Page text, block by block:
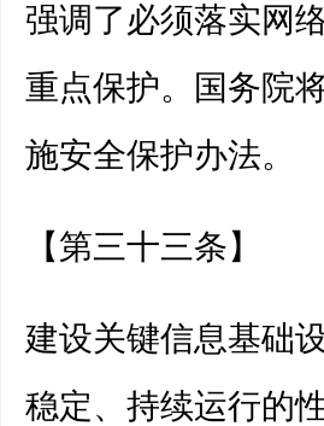
强调了必须落实网
重点保护。国务院
施安全保护办法。
【第三十三条】
建设关键信息基础
稳定、持续运行的